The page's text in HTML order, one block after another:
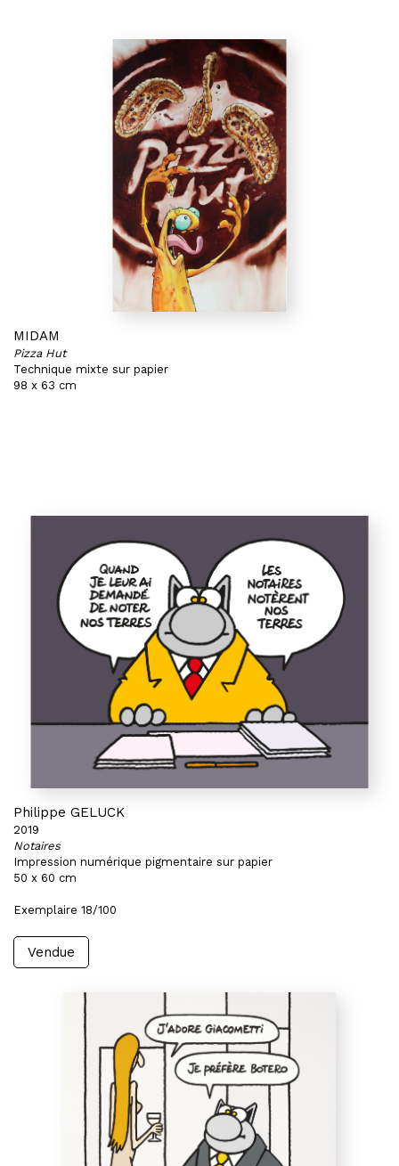
MIDAM
Pizza Hut
Technique mixte sur papier
98 x 63 cm
Philippe GELUCK
2019
Notaires
Impression numérique pigmentaire sur papier
50 x 60 cm
Exemplaire 18/100
Vendue